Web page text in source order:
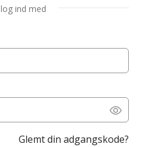
log ind med
Glemt din adgangskode?